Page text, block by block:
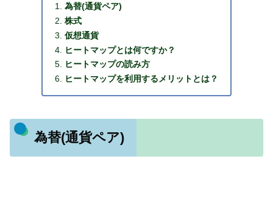
為替(通貨ペア)
株式
仮想通貨
ヒートマップとは何ですか？
ヒートマップの読み方
ヒートマップを利用するメリットとは？
為替(通貨ペア)